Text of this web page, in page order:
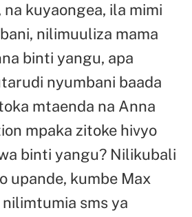
kuyaongea, ila mimi
nilimuuliza mama
binti yangu, apa
nyumbani baada
mtaenda na Anna
mpaka zitoke hivyo
binti yangu? Nilikubali
upande, kumbe Max
sms ya